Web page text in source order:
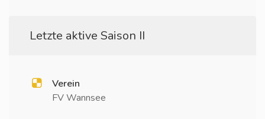
Letzte aktive Saison II
Verein
FV Wannsee